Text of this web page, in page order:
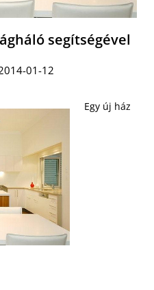
segítségével
01-12
Egy új ház